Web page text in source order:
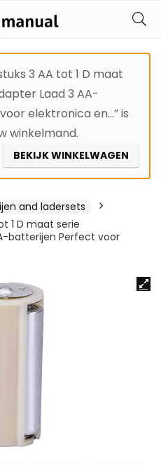
3 AA tot 1 D maat
Laad 3 AA-
elektronica en…” is
winkelmand.
BEKIJK WINKELWAGEN
and ladersets
1 D maat serie
batterijen Perfect voor